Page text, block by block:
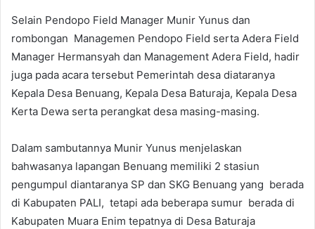
Selain Pendopo Field Manager Munir Yunus dan
rombongan Managemen Pendopo Field serta Adera Field
Manager Hermansyah dan Management Adera Field, hadir
juga pada acara tersebut Pemerintah desa diataranya
Kepala Desa Benuang, Kepala Desa Baturaja, Kepala Desa
Kerta Dewa serta perangkat desa masing-masing.
Dalam sambutannya Munir Yunus menjelaskan
bahwasanya lapangan Benuang memiliki 2 stasiun
pengumpul diantaranya SP dan SKG Benuang yang berada
di Kabupaten PALI, tetapi ada beberapa sumur berada di
Kabupaten Muara Enim tepatnya di Desa Baturaja